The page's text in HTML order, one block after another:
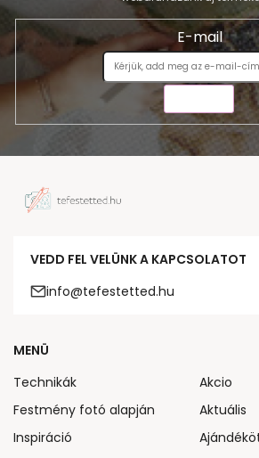
E-mail
VEDD FEL VELÜNK A KAPCSOLATOT
info@tefestetted.hu
MENÜ
Technikák
Festmény fotó alapján
Inspiráció
Akcio
Aktuális